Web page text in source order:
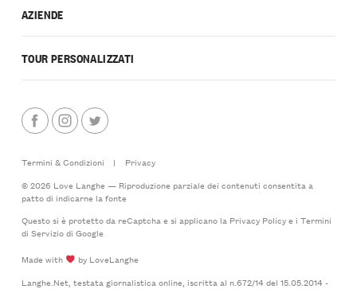
AZIENDE
TOUR PERSONALIZZATI
Termini & Condizioni |
Privacy
© 2026 Love Langhe — Riproduzione parziale dei contenuti consentita a
patto di indicarne la fonte
Questo si è protetto da reCaptcha e si applicano la Privacy Policye i Termini
di Serviziodi Google
Made with
by LoveLanghe
Langhe.Net, testata giornalistica online, iscritta al n.672/14 del 15.05.2014 -